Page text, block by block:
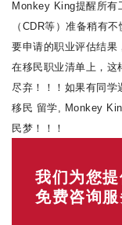
Monkey King提醒所有
（ CDR等）准备稍有不
要申请的职业评估结果
在移民职业清单上，这
尽弃！！！ 如果有同学
移民 留学, Monkey
民梦！！！
我们为您
免费咨询服